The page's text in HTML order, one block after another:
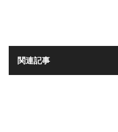
関連記事